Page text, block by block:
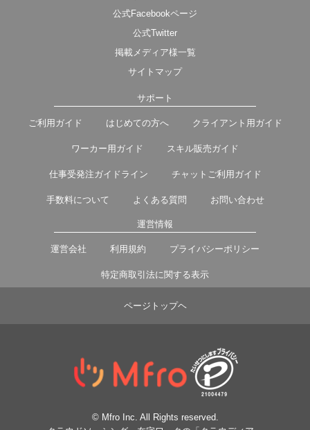
公式Facebookページ
公式Twitter
掲載メディア様一覧
サイトマップ
サポート
ご利用ガイド はじめての方へ クライアント用ガイド
ワーカー用ガイド スキル販売ガイド
仕事受発注ガイドライン チャットご利用ガイド
手数料について よくある質問 お問い合わせ
運営情報
運営会社 利用規約 プライバシーポリシー
特定商取引法に関する表示
ページトップヘ
© Mfro Inc. All Rights reserved.